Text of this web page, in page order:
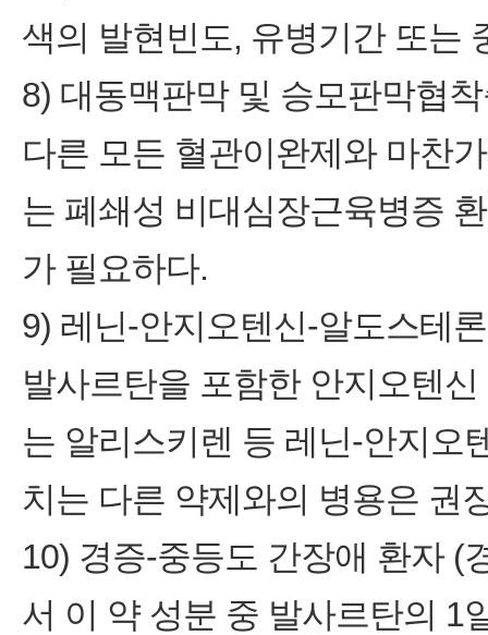
색의 발현빈도, 유병기간 또는
8) 대동맥판막 및 승모판막협
다른 모든 혈관이완제와 마찬
는 폐쇄성 비대심장근육병증
가 필요하다.
9) 레닌-안지오텐신-알도스테
발사르탄을 포함한 안지오텐
는 알리스키렌 등 레닌-안지오
치는 다른 약제와의 병용은 권
10) 경증-중등도 간장애 환자 (
서 이 약 성분 중 발사르탄의 1